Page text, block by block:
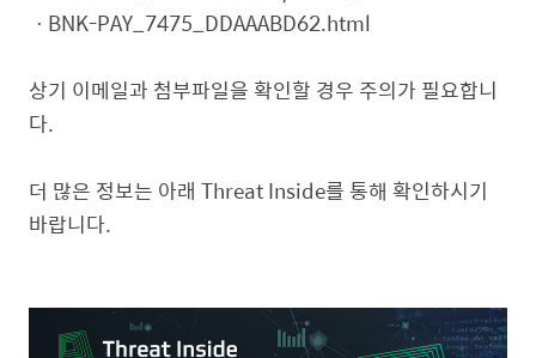
ㆍBNK-PAY_7475_DDAAABD62.html
상기 이메일과 첨부파일을 확인할 경우 주의가 필요합니
다.
더 많은 정보는 아래 Threat Inside를 통해 확인하시기
바랍니다.